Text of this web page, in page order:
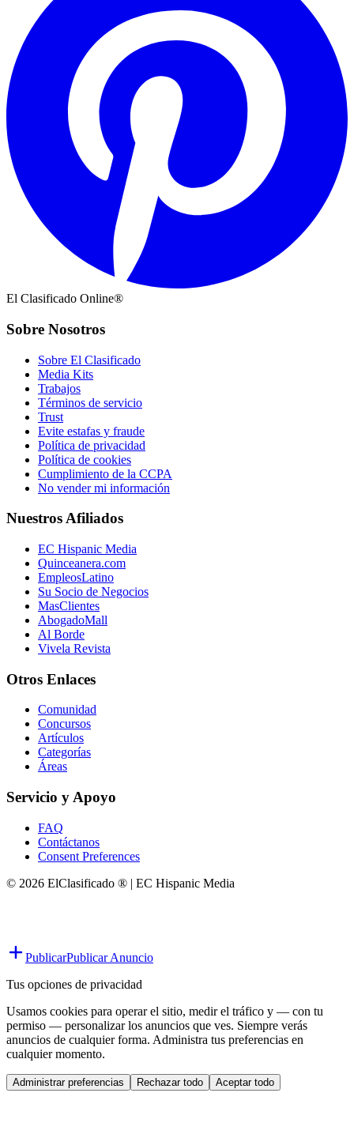
El Clasificado Online®
Sobre Nosotros
Sobre El Clasificado
Media Kits
Trabajos
Términos de servicio
Trust
Evite estafas y fraude
Política de privacidad
Política de cookies
Cumplimiento de la CCPA
No vender mi información
Nuestros Afiliados
EC Hispanic Media
Quinceanera.com
EmpleosLatino
Su Socio de Negocios
MasClientes
AbogadoMall
Al Borde
Vivela Revista
Otros Enlaces
Comunidad
Concursos
Artículos
Categorías
Áreas
Servicio y Apoyo
FAQ
Contáctanos
Consent Preferences
© 2026 ElClasificado ® | EC Hispanic Media
PublicarPublicar Anuncio
Tus opciones de privacidad
Usamos cookies para operar el sitio, medir el tráfico y — con tu
permiso — personalizar los anuncios que ves. Siempre verás
anuncios de cualquier forma. Administra tus preferencias en
cualquier momento.
Administrar preferencias Rechazar todo Aceptar todo